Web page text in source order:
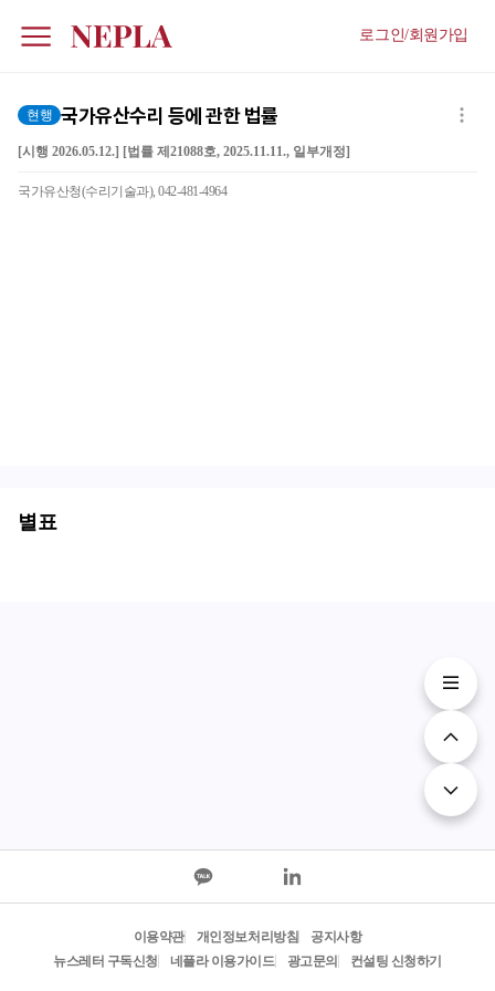
로그인/회원가입
현행 국가유산수리 등에 관한 법률
[시행 2026.05.12.] [법률 제21088호, 2025.11.11., 일부개정]
국가유산청(수리기술과), 042-481-4964
별표
이용약관 개인정보처리방침
공지사항
뉴스레터 구독신청
네플라 이용가이드 광고문의 컨설팅 신청하기